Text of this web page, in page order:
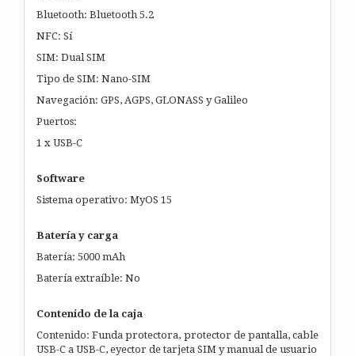
Bluetooth: Bluetooth 5.2
NFC: Sí
SIM: Dual SIM
Tipo de SIM: Nano-SIM
Navegación: GPS, AGPS, GLONASS y Galileo
Puertos:
1 x USB-C
Software
Sistema operativo: MyOS 15
Batería y carga
Batería: 5000 mAh
Batería extraíble: No
Contenido de la caja
Contenido: Funda protectora, protector de pantalla, cable
USB-C a USB-C, eyector de tarjeta SIM y manual de usuario